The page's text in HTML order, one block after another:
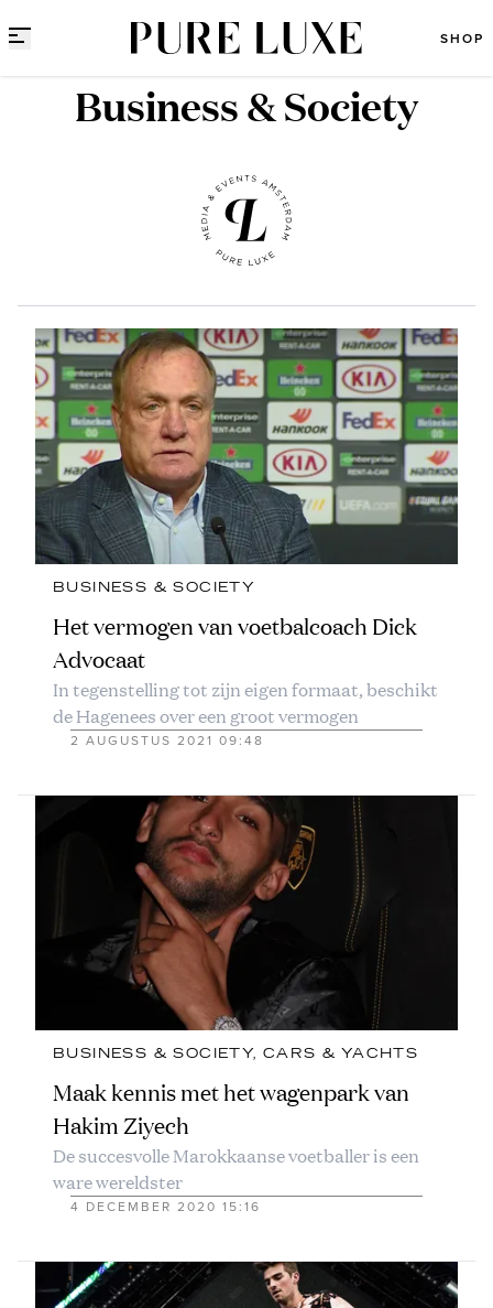
SHOP
Business & Society
BUSINESS & SOCIETY
Het vermogen van voetbalcoach Dick
Advocaat
In tegenstelling tot zijn eigen formaat, beschikt
de Hagenees over een groot vermogen
2 AUGUSTUS 2021 09:48
BUSINESS & SOCIETY, CARS & YACHTS
Maak kennis met het wagenpark van
Hakim Ziyech
De succesvolle Marokkaanse voetballer is een
ware wereldster
4 DECEMBER 2020 15:16